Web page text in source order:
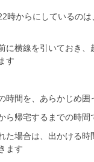
時からにしているのは
に横線を引いておき、
す
時間を、あらかじめ囲
ら帰宅するまでの時間
た場合は、出かける時
ます